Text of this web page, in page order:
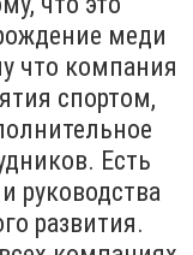
меди
что компания
спортом,
Есть
руководства
развития.